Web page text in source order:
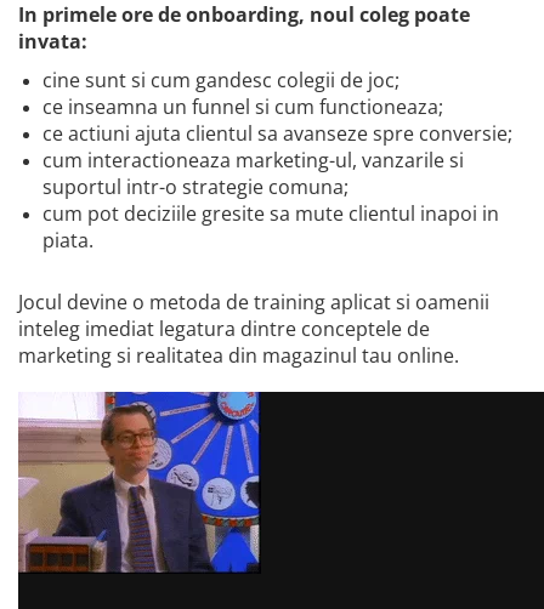
In primele ore de onboarding, noul coleg poate
invata:
cine sunt si cum gandesc colegii de joc;
ce inseamna un funnel si cum functioneaza;
ce actiuni ajuta clientul sa avanseze spre conversie;
cum interactioneaza marketing-ul, vanzarile si
suportul intr-o strategie comuna;
cum pot deciziile gresite sa mute clientul inapoi in
piata.
Jocul devine o metoda de training aplicat si oamenii
inteleg imediat legatura dintre conceptele de
marketing si realitatea din magazinul tau online.